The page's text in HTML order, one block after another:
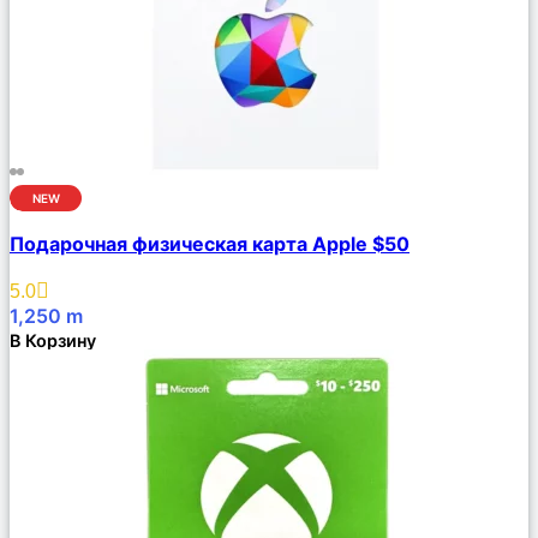
NEW
Описание
Избранное
Подарочная физическая карта Apple $50
5.0
1,250 m
В Корзину